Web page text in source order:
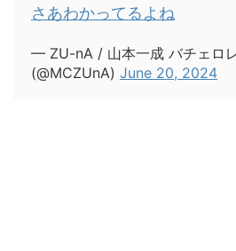
さあわかってるよね
— ZU-nA / 山本一成 バチェロ
(@MCZUnA) June 20, 2024